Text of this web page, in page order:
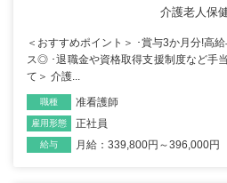
介護老人保
＜おすすめポイント＞ ･賞与3か月分!高
ス◎ ･退職金や資格取得支援制度など手
て＞ 介護...
職種 准看護師
雇用形態 正社員
給与 月給：339,800円～396,000円